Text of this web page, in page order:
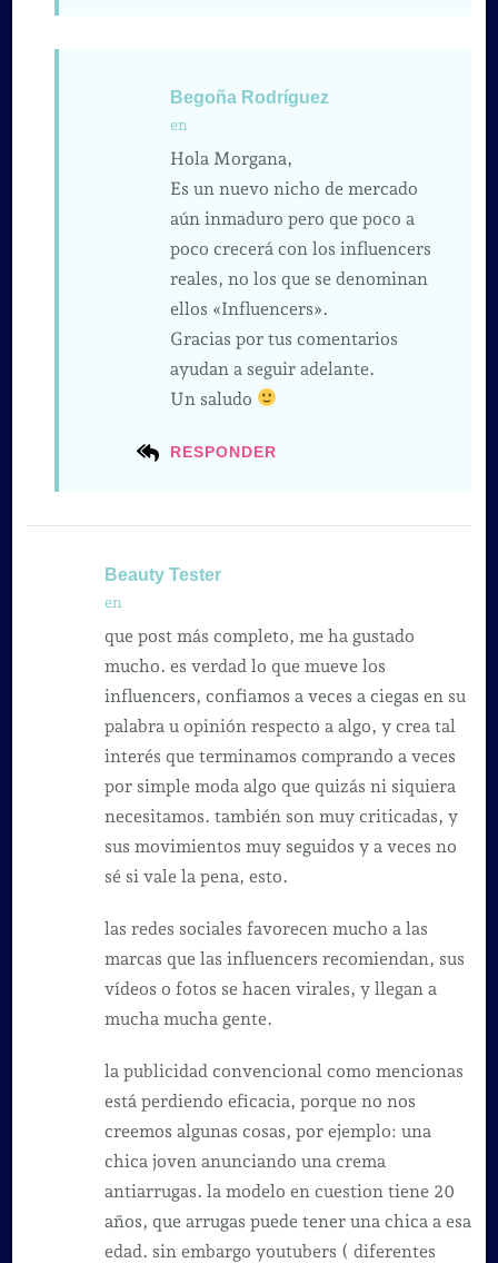
Begoña Rodríguez
en
RESPONDER
Hola Morgana,
Es un nuevo nicho de mercado
aún inmaduro pero que poco a
poco crecerá con los influencers
reales, no los que se denominan
ellos «Influencers».
Gracias por tus comentarios
ayudan a seguir adelante.
Un saludo
Beauty Tester
en
que post más completo, me ha gustado
mucho. es verdad lo que mueve los
influencers, confiamos a veces a ciegas en su
palabra u opinión respecto a algo, y crea tal
interés que terminamos comprando a veces
por simple moda algo que quizás ni siquiera
necesitamos. también son muy criticadas, y
sus movimientos muy seguidos y a veces no
sé si vale la pena, esto.
las redes sociales favorecen mucho a las
marcas que las influencers recomiendan, sus
vídeos o fotos se hacen virales, y llegan a
mucha mucha gente.
la publicidad convencional como mencionas
está perdiendo eficacia, porque no nos
creemos algunas cosas, por ejemplo: una
chica joven anunciando una crema
antiarrugas. la modelo en cuestion tiene 20
años, que arrugas puede tener una chica a esa
edad. sin embargo youtubers ( diferentes